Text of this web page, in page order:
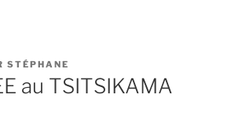
STÉPHANE
au TSITSIKAMA